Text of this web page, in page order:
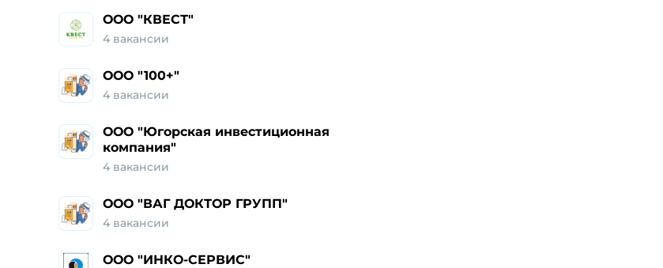
ООО "КВЕСТ"
4 вакансии
ООО "100+"
4 вакансии
ООО "Югорская инвестиционная
компания"
4 вакансии
ООО "ВАГ ДОКТОР ГРУПП"
4 вакансии
ООО "ИНКО-СЕРВИС"